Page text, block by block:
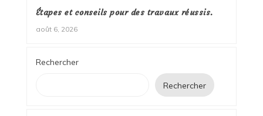
Étapes et conseils pour des travaux réussis.
août 6, 2026
Rechercher
Rechercher